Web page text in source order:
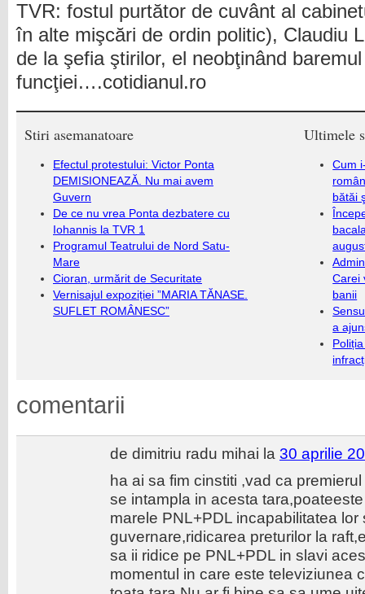
TVR: fostul purtător de cuvânt al
în alte mişcări de ordin politic), Claudiu
de la şefia ştirilor, el neobţinând
funcţiei….cotidianul.ro
Stiri asemanatoare
Efectul protestului: Victor Ponta
DEMISIONEAZĂ. Nu mai avem
Guvern
De ce nu vrea Ponta dezbatere cu
Iohannis la TVR 1
Programul Teatrului de Nord Satu-
Mare
Cioran, urmărit de Securitate
Vernisajul expoziției ”MARIA TĂNASE.
SUFLET ROMÂNESC”
Ultimele
Cum
bătăi
Carei
banii
a
comentarii
de dimitriu radu mihai la 30 aprilie
ha ai sa fim cinstiti ,vad ca
se intampla in acesta
marele PNL+PDL incapabilitatea lor
guvernare,ridicarea preturilor la
sa ii ridice pe PNL+PDL in slavi
momentul in care este televiziunea